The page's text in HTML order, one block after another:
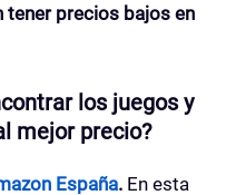
tener precios bajos en
los juegos y
mejor precio?
España. En esta